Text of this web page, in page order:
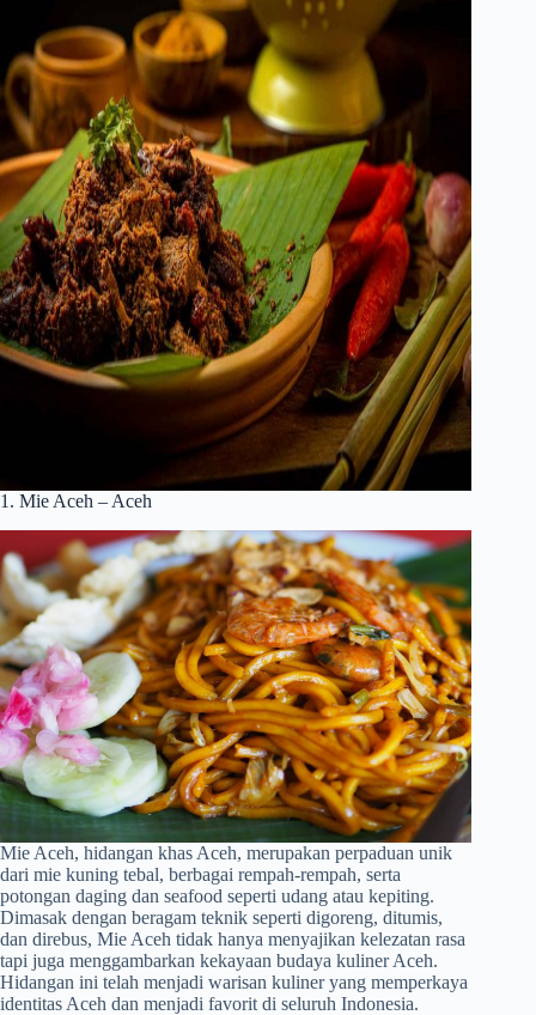
1. Mie Aceh – Aceh
Mie Aceh, hidangan khas Aceh, merupakan perpaduan unik
dari mie kuning tebal, berbagai rempah-rempah, serta
potongan daging dan seafood seperti udang atau kepiting.
Dimasak dengan beragam teknik seperti digoreng, ditumis,
dan direbus, Mie Aceh tidak hanya menyajikan kelezatan rasa
tapi juga menggambarkan kekayaan budaya kuliner Aceh.
Hidangan ini telah menjadi warisan kuliner yang memperkaya
identitas Aceh dan menjadi favorit di seluruh Indonesia.